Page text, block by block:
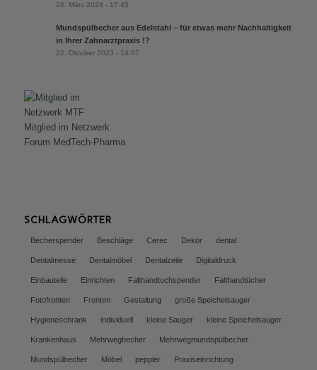
24. März 2024 - 17:45
Mundspülbecher aus Edelstahl – für etwas mehr Nachhaltigkeit
in Ihrer Zahnarztpraxis !?
22. Oktober 2023 - 14:07
Mitglied im Netzwerk
Forum MedTech-Pharma
SCHLAGWÖRTER
Becherspender Beschläge Cerec Dekor dental
Dentalmesse Dentalmöbel Dentalzeile Digitaldruck
Einbauteile Einrichten Falthandtuchspender Falthandtücher
Fotofronten Fronten Gestaltung große Speichelsauger
Hygieneschrank individuell kleine Sauger kleine Speichelsauger
Krankenhaus Mehrwegbecher Mehrwegmundspülbecher
Mundspülbecher Möbel peppler Praxiseinrichtung